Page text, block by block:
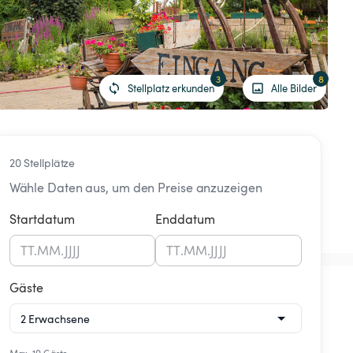
Alle Bilder
8
Stellplatz erkunden
3
20 Stellplätze
Wähle Daten aus, um den Preise anzuzeigen
Startdatum
TT.MM.JJJJ
Enddatum
TT.MM.JJJJ
Gäste